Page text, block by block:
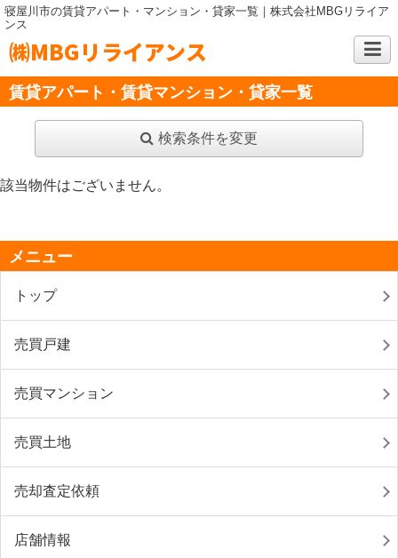
寝屋川市の賃貸アパート・マンション・貸家一覧｜株式会社MBGリライア
ンス
㈱MBGリライアンス
賃貸アパート・賃貸マンション・貸家一覧
検索条件を変更
該当物件はございません。
メニュー
トップ
売買戸建
売買マンション
売買土地
売却査定依頼
店舗情報